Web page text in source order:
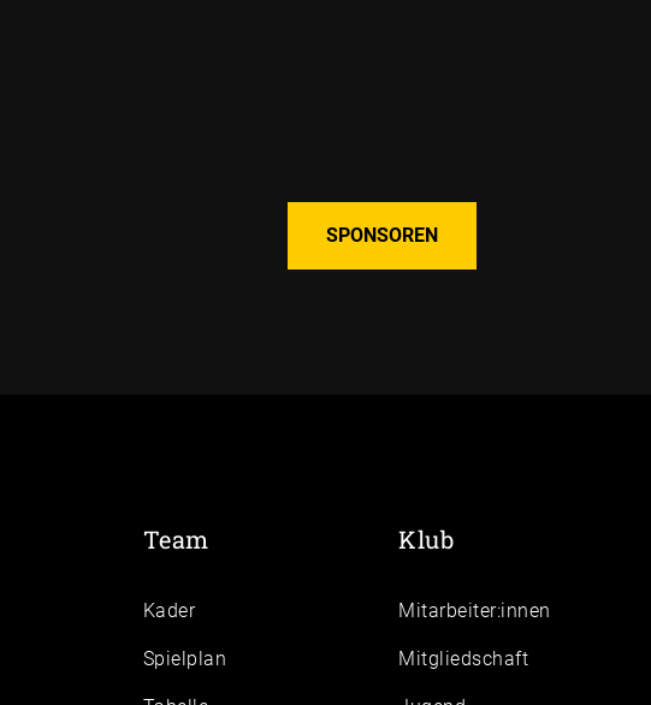
SPONSOREN
Team
Kader
Spielplan
Klub
Mitarbeiter:innen
Mitgliedschaft